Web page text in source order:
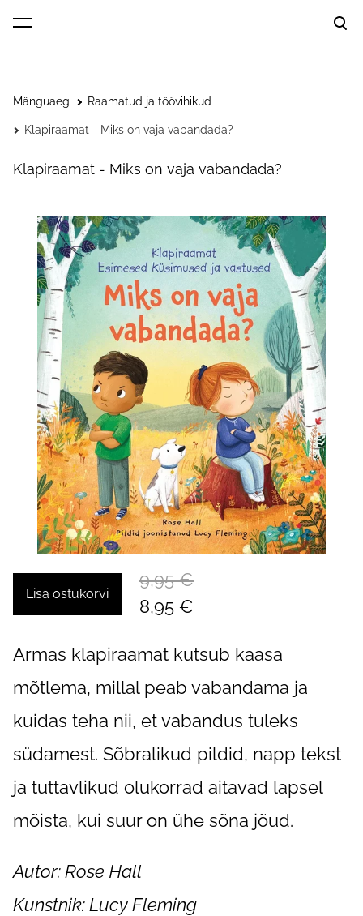
lisati ostukorvi.
Mänguaeg Raamatud ja töövihikud
Klapiraamat - Miks on vaja vabandada?
Klapiraamat - Miks on vaja vabandada?
Lisa ostukorvi
9,95 €
8,95 €
Armas klapiraamat kutsub kaasa
mõtlema, millal peab vabandama ja
kuidas teha nii, et vabandus tuleks
südamest. Sõbralikud pildid, napp tekst
ja tuttavlikud olukorrad aitavad lapsel
mõista, kui suur on ühe sõna jõud.
Autor: Rose Hall
Kunstnik: Lucy Fleming